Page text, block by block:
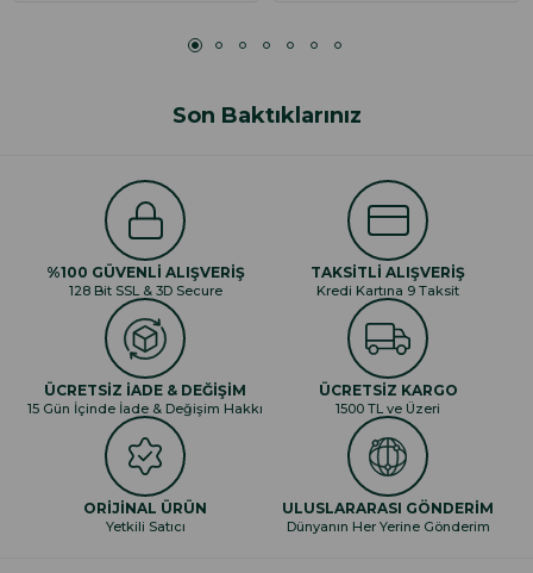
Son Baktıklarınız
%100 GÜVENLİ ALIŞVERİŞ
128 Bit SSL & 3D Secure
TAKSİTLİ ALIŞVERİŞ
Kredi Kartına 9 Taksit
ÜCRETSİZ İADE & DEĞİŞİM
15 Gün İçinde İade & Değişim Hakkı
ÜCRETSİZ KARGO
1500 TL ve Üzeri
ORİJİNAL ÜRÜN
Yetkili Satıcı
ULUSLARARASI GÖNDERİM
Dünyanın Her Yerine Gönderim